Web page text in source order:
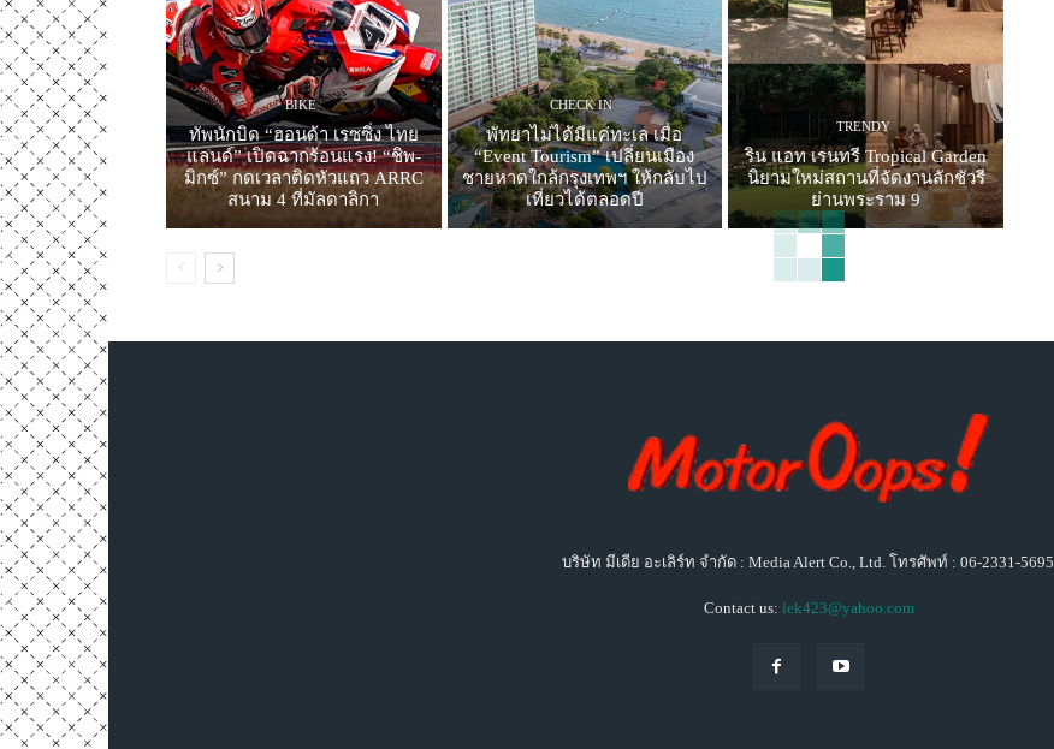
BIKE
ทัพนักบิด “ฮอนด้า เรซซิ่ง ไทย
แลนด์” เปิดฉากร้อนแรง! “ชิพ-
มิกซ์” กดเวลาติดหัวแถว ARRC
สนาม 4 ที่มัลดาลิกา
CHECK IN
พัทยาไม่ได้มีแค่ทะเล เมื่อ
“Event Tourism” เปลี่ยนเมือง
ชายหาดใกล้กรุงเทพฯ ให้กลับไป
เที่ยวได้ตลอดปี
TRENDY
ริน แอท เรนทรี Tropical Garden
นิยามใหม่สถานที่จัดงานลักชัวรี
ย่านพระราม 9
บริษัท มีเดีย อะเลิร์ท จำกัด : Media Alert Co., Ltd. โทรศัพท์ : 06-2331-5695
Contact us: lek423@yahoo.com